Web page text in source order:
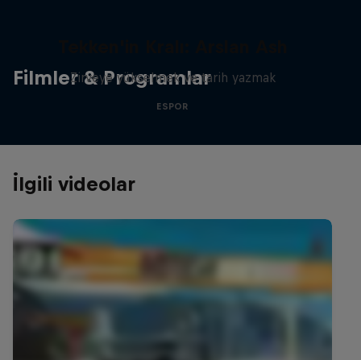
Filmler & Programlar
Zirveye yükselmek ve tarih yazmak
ESPOR
İlgili videolar